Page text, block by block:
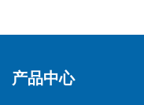
产品中心